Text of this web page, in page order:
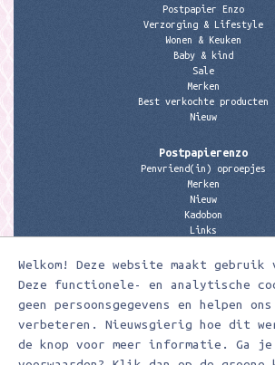
Welkom! Deze website maakt gebruik
Deze functionele- en analytische
geen persoonsgegevens en helpen
verbeteren. Nieuwsgierig hoe dit
de knop voor meer informatie. Ga je
Postpapier Enzo
Verzorging & Lifestyle
Wonen & Keuken
Baby & kind
Sale
Merken
Best verkochte producten
Nieuw
Postpapierenzo
Penvriend(in) oproepjes
Merken
Nieuw
Kadobon
Links
Contactgegevens
Meerleuks
anita@meerleuks.nl
06 – 107 163 36
KVK nummer: 58807179
BTW nummer: 853190859B01